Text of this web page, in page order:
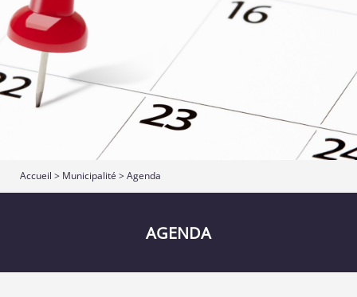
Accueil > Municipalité >Agenda
AGENDA